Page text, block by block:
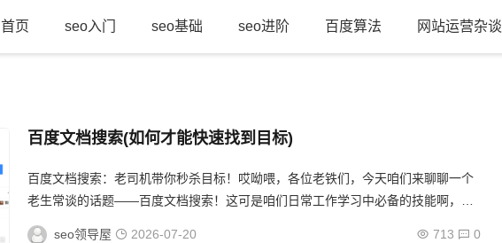
首页 seo入门 seo基础 seo进阶 百度算法 网站运营杂谈
百度文档搜索(如何才能快速找到目标)
百度文档搜索：老司机带你秒杀目标！哎呦喂，各位老铁们，今天咱们来聊聊一个
老生常谈的话题——百度文档搜索！这可是咱们日常工作学习中必备的技能啊，就
像吃饭睡觉一样重要！但是，你真的会用百度文档搜索吗？别以为随便敲几个关键
seo领导屋 2026-07-20 713 0